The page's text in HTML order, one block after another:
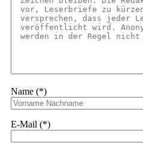
Name (*)
E-Mail (*)